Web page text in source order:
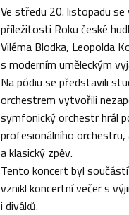
Ve středu 20. listopadu
příležitosti Roku české
Viléma Blodka, Leopolda
s moderním uměleckým
Na pódiu se představili
orchestrem vytvořili
symfonický orchestr hrál
profesionálního
a klasický zpěv.
Tento koncert byl
vznikl koncertní večer s
i diváků.